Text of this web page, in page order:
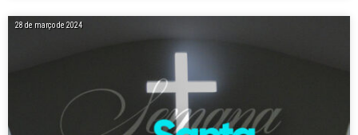
28 de março de 2024